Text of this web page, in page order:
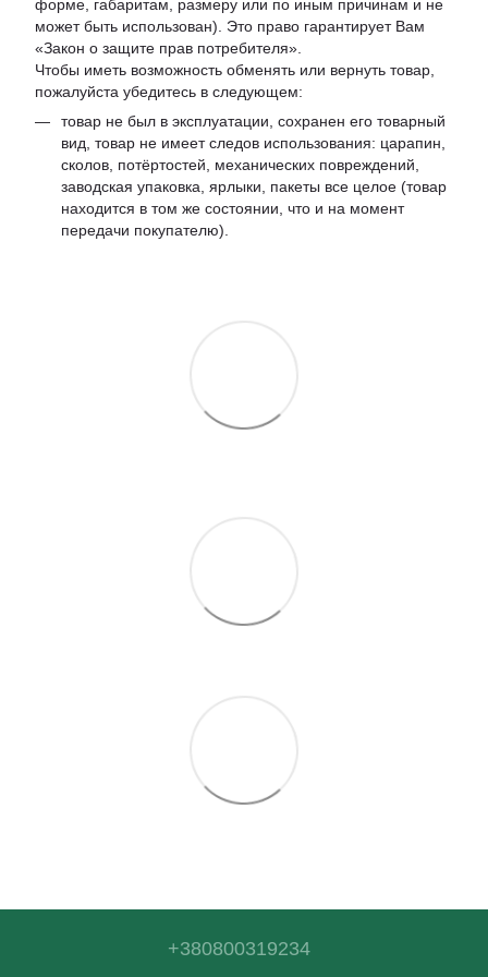
форме, габаритам, размеру или по иным причинам и не
может быть использован). Это право гарантирует Вам
«Закон о защите прав потребителя».
Чтобы иметь возможность обменять или вернуть товар,
пожалуйста убедитесь в следующем:
товар не был в эксплуатации, сохранен его товарный
вид, товар не имеет следов использования: царапин,
сколов, потёртостей, механических повреждений,
заводская упаковка, ярлыки, пакеты все целое (товар
находится в том же состоянии, что и на момент
передачи покупателю).
+380800319234